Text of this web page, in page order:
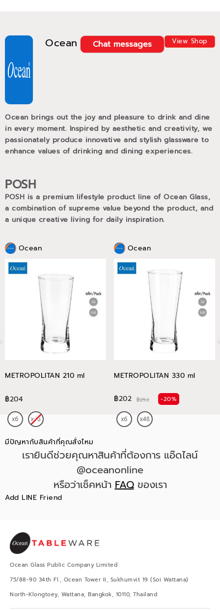
Ocean View Shop
Chat messages
Ocean brings out the joy and pleasure to drink and dine
in every moment. Inspired by aesthetic and creativity, we
passionately produce innovative and stylish glassware to
enhance values of drinking and dining experiences.
POSH
POSH is a premium lifestyle product line of Ocean Glass,
a combination of supreme value beyond the product, and
a unique creative living for daily inspiration.
Ocean
METROPOLITAN 210 ml
฿204
Ocean
METROPOLITAN 330 ml
฿202 ฿252 -20%
มีปัญหากับสินค้าที่คุณสั่งไหม
เรายินดีช่วยคุณหาสินค้าที่ต้องการ แอ๊ดไลน์
@oceanonline
หรือว่าเช็คหน้าFAQของเรา
Add LINE Friend
Ocean Glass Public Company Limited
75/88-90 34th Fl., Ocean Tower II, Sukhumvit 19 (Soi Wattana)
North-Klongtoey, Wattana, Bangkok, 10110, Thailand